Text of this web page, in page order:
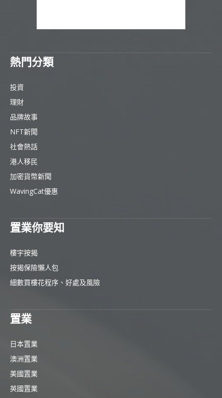
熱門分類
投資
理財
品牌故事
NFT新聞
社會熱話
港人移民
加密貨幣新聞
WavingCat優惠
置業你要知
樓宇按揭
按揭保險懶人包
細數買樓花程序、好處及風險
置業
日本置業
澳洲置業
美國置業
英國置業